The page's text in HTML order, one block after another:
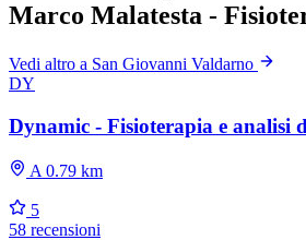
Marco Malatesta -
Vedi altro a San Giovanni Valdarno
DY
Dynamic - Fisioterapia e analisi
A 0.79 km
5
58 recensioni